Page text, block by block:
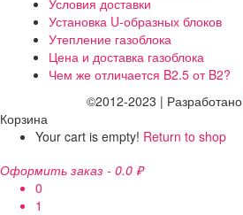
Условия доставки
Установка U-образных блоков
Утепление газоблока
Цена и доставка газоблока
Чем же отличается B2.5 от B2?
©2012-2023 | Разработано
Корзина
Your cart is empty! Return to shop
Оформить заказ - 0.0 ₽
0
1